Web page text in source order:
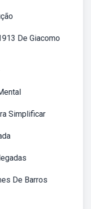
De Giacomo
Simplificar
De Barros